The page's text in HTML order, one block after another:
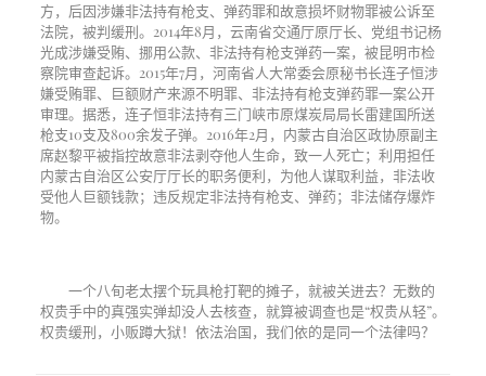
方，后因涉嫌非法持有枪支、弹药罪和故意损坏财物罪被公诉至
法院，被判缓刑。 2014年8月，云南省交通厅原厅长、党组书记杨
光成涉嫌受贿、挪用公款、非法持有枪支弹药一案，被昆明市检
察院审查起诉。 2015年7月，河南省人大常委会原秘书长连子恒涉
嫌受贿罪、巨额财产来源不明罪、非法持有枪支弹药罪一案公开
审理。据悉，连子恒非法持有三门峡市原煤炭局局长雷建国所送
枪支10支及800余发子弹。 2016年2月，内蒙古自治区政协原副主
席赵黎平被指控故意非法剥夺他人生命，致一人死亡；利用担任
内蒙古自治区公安厅厅长的职务便利，为他人谋取利益，非法收
受他人巨额钱款；违反规定非法持有枪支、弹药；非法储存爆炸
物。
一个八旬老太摆个玩具枪打靶的摊子，就被关进去？无数的
权贵手中的真强实弹却没人去核查，就算被调查也是“权贵从轻”。
权贵缓刑，小贩蹲大狱！依法治国，我们依的是同一个法律吗？